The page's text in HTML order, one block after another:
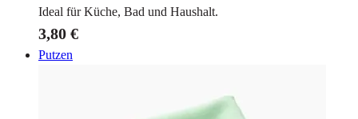
Ideal für Küche, Bad und Haushalt.
3,80 €
Putzen